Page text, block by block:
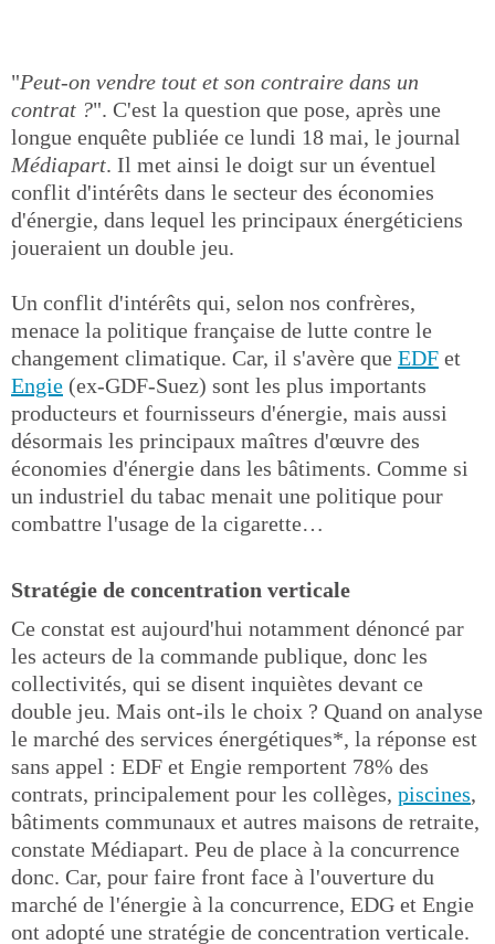
"Peut-on vendre tout et son contraire dans un
contrat ?". C'est la question que pose, après une
longue enquête publiée ce lundi 18 mai, le journal
Médiapart. Il met ainsi le doigt sur un éventuel
conflit d'intérêts dans le secteur des économies
d'énergie, dans lequel les principaux énergéticiens
joueraient un double jeu.
Un conflit d'intérêts qui, selon nos confrères,
menace la politique française de lutte contre le
changement climatique. Car, il s'avère que EDF et
Engie (ex-GDF-Suez) sont les plus importants
producteurs et fournisseurs d'énergie, mais aussi
désormais les principaux maîtres d'œuvre des
économies d'énergie dans les bâtiments. Comme si
un industriel du tabac menait une politique pour
combattre l'usage de la cigarette…
Stratégie de concentration verticale
Ce constat est aujourd'hui notamment dénoncé par
les acteurs de la commande publique, donc les
collectivités, qui se disent inquiètes devant ce
double jeu. Mais ont-ils le choix ? Quand on analyse
le marché des services énergétiques*, la réponse est
sans appel : EDF et Engie remportent 78% des
contrats, principalement pour les collèges, piscines,
bâtiments communaux et autres maisons de retraite,
constate Médiapart. Peu de place à la concurrence
donc. Car, pour faire front face à l'ouverture du
marché de l'énergie à la concurrence, EDG et Engie
ont adopté une stratégie de concentration verticale.